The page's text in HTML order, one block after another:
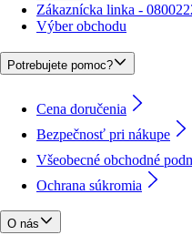
Zákaznícka linka -
Výber obchodu
Potrebujete pomoc?
Cena doručenia
Bezpečnosť pri nákupe
Všeobecné obchodné
Ochrana súkromia
O nás